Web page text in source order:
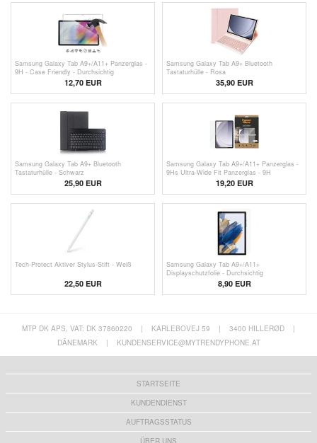
Samsung Galaxy Tab A9+/A11+ Panzerglas -
9H - Case Friendly - Durchsichtig
12,70 EUR
Samsung Galaxy Tab A9+ Bluetooth
Tastaturhülle - Rosa
35,90EUR
Samsung Galaxy Tab A9+ Bluetooth
Tastaturhülle - Schwarz
25,90 EUR
Samsung Galaxy Tab A9+/A11+ Panzerglas -
9Hs Ultra-Wide Fit Panzerglas - 9H
19,20EUR
Tech-Protect Aktiver Stylus-Stift - Weiß
22,50 EUR
Samsung Galaxy Tab A9+/A11+
Displayschutzfolie - Durchsichtig
8,90 EUR
MTP DK APS, VAT: DK 37860220 | KARLEBOVEJ 59 | 3400 HILLERØD
|
DÄNEMARK
| KUNDENSERVICE@MYTRENDYPHONE.AT
STARTSEITE
KUNDENDIENST
AUFTRAGSSTATUS